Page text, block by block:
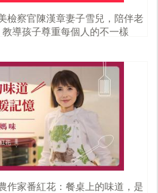
檢察官陳漢章妻子雪兒，陪伴老
導孩子尊重每個人的不一樣
作家番紅花：餐桌上的味道，是